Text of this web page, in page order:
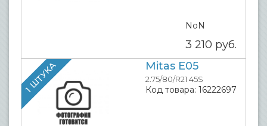
NoN
3 210 руб.
1 ШТУКА Mitas E05
2.75/80/R21 45S
Код товара: 16222697